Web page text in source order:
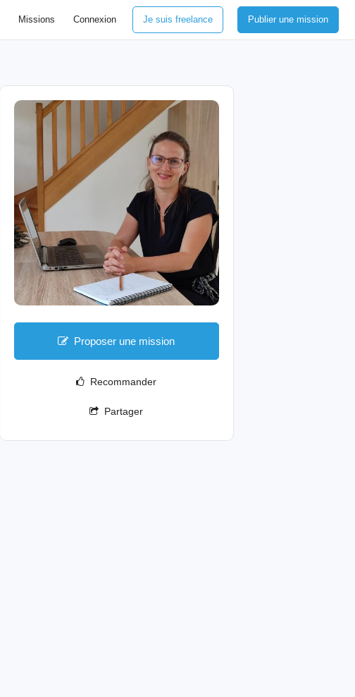
Missions Connexion Je suis freelance Publier une mission
Proposer une mission
Recommander
Partager